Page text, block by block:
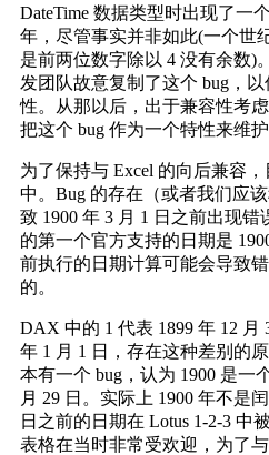
DateTime 数据类型时出现了一
年，尽管事实并非如此(一个世
是前两位数字除以 4 没有余数)
发团队故意复制了这个 bug，以
性。从那以后，出于兼容性考
把这个 bug 作为一个特性来维护
为了保持与 Excel 的向后兼容
中。Bug 的存在（或者我们应
致 1900 年 3 月 1 日之前出现
的第一个官方支持的日期是
前执行的日期计算可能会导致
的。
DAX 中的 1 代表 1899 年 12 月
年 1 月 1 日，存在这种差别的
本有一个 bug，认为 1900 是一
月 29 日。实际上 1900 年不是
日之前的日期在 Lotus 1-2-3 中
表格在当时非常受欢迎，为了